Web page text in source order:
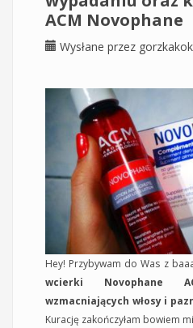
ACM Novophane
Wysłane przez
Hey! Przybywam do Was z
wcierki Novophane
wzmacniających włosy i
Kurację zakończyłam bowiem